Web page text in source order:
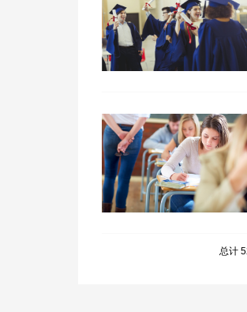
总计